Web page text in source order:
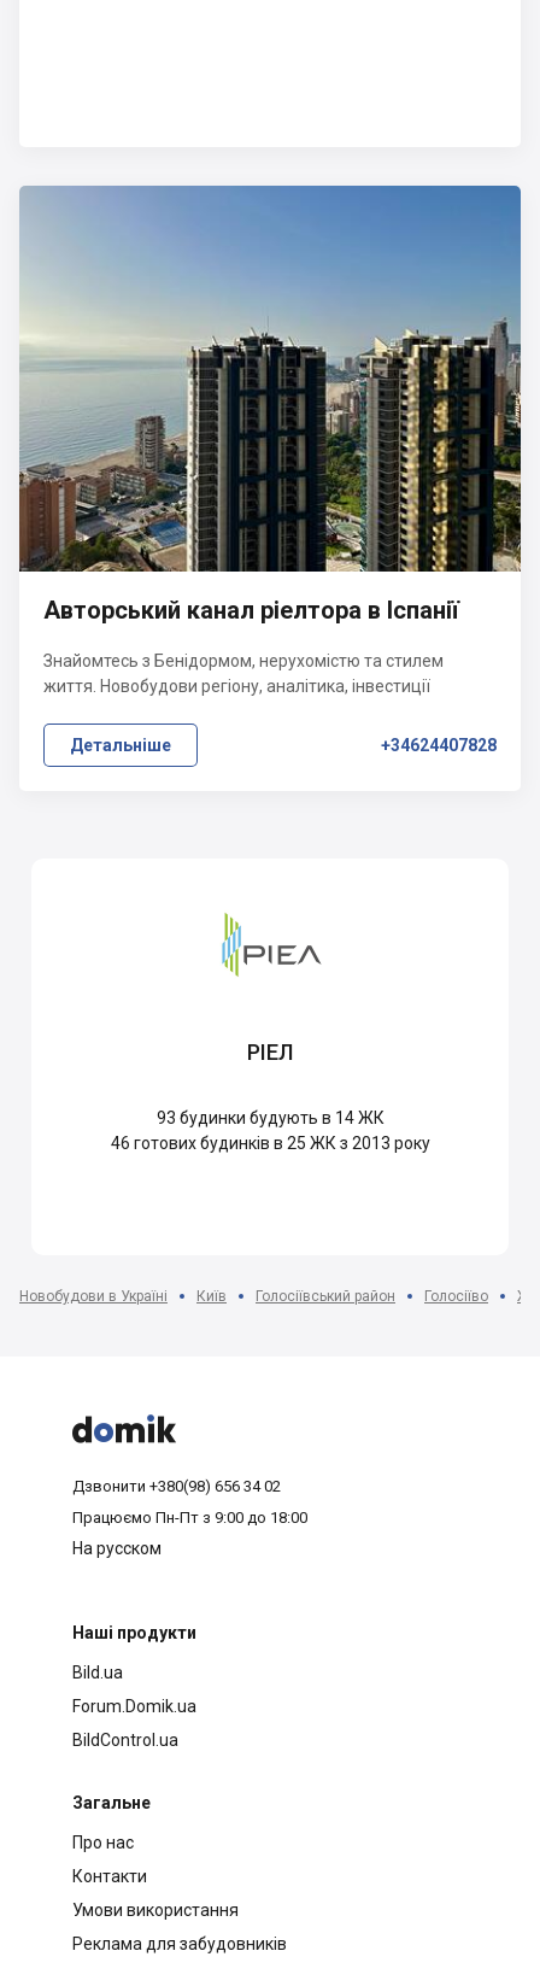
Авторський канал ріелтора в Іспанії
Знайомтесь з Бенідормом, нерухомістю та стилем
життя. Новобудови регіону, аналітика, інвестиції
Детальніше +34624407828
РІЕЛ
93 будинки будують в 14 ЖК
46 готових будинків в 25 ЖК з 2013 року
Новобудови в Україні Київ Голосіївський район Голосіїво ЖК



Дзвонити +380(98) 656 34 02
Працюємо Пн-Пт з 9:00 до 18:00
На русском
Наші продукти
Bild.ua
Forum.Domik.ua
BildControl.ua
Загальне
Про нас
Контакти
Умови використання
Реклама для забудовників